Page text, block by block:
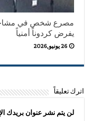
مصرع شخص في
يفرض كردوناً أمنياً
26 يونيو,2026
اترك تعليقاً
لن يتم نشر عنوان بريدك